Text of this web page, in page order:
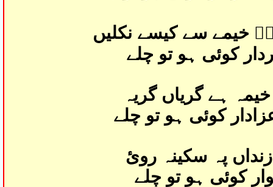
خیمے سے کیسے نکلیں
کوئی ہو تو چلے
ہے گریاں گریہ
کوئی ہو تو چلے
پہ سکینہ روئ
کوئی ہو تو چلے